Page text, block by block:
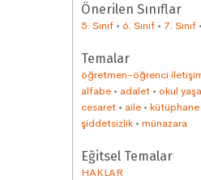
Önerilen Sınıflar
5. Sınıf • 6. Sınıf • 7. Sınıf •
Temalar
öğretmen-öğrenci
alfabe • adalet • okul
cesaret • aile • kütüphane
şiddetsizlik • münazara
Eğitsel Temalar
HAKLAR